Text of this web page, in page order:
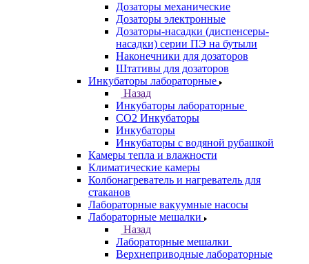
Дозаторы механические
Дозаторы электронные
Дозаторы-насадки (диспенсеры-
насадки) серии ПЭ на бутыли
Наконечники для дозаторов
Штативы для дозаторов
Инкубаторы лабораторные
Назад
Инкубаторы лабораторные
CO2 Инкубаторы
Инкубаторы
Инкубаторы с водяной рубашкой
Камеры тепла и влажности
Климатические камеры
Колбонагреватель и нагреватель для
стаканов
Лабораторные вакуумные насосы
Лабораторные мешалки
Назад
Лабораторные мешалки
Верхнеприводные лабораторные